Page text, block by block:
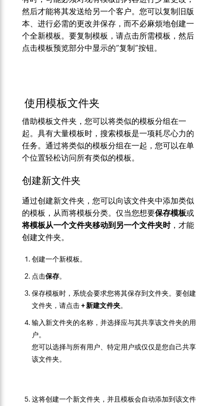
然后才能将其发送给另一个客户。您可以复制旧版
本、进行必需的更改并保存，而不必麻烦地创建一
个全新模板。要复制模板，请点击所需模板，然后
点击模板预览部分中显示的“复制”按钮。
使用模板文件夹
借助模板文件夹，您可以将类似的模板分组在一
起。具有大量模板时，搜索模板是一项耗尽心力的
任务。通过将类似的模板分组在一起，您可以在单
个位置轻松访问所有类似的模板。
创建新文件夹
通过创建新文件夹，您可以向该文件夹中添加类似
的模板，从而将模板分类。仅当您想要保存模板或
将模板从一个文件夹移动到另一个文件夹时，才能
创建文件夹。
创建一个新模板。
点击保存。
保存模板时，系统会要求您将其保存到文件夹。要创建
文件夹，请点击+ 新建文件夹。
输入新文件夹的名称，并选择应与其共享该文件夹的用
户。
您可以选择与所有用户、特定用户或仅仅是您自己共享
该文件夹。
这将创建一个新文件夹，并且模板会自动添加到该文件